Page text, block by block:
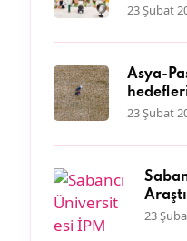
desteği
23 Şubat
Asya-
23 Şubat
23